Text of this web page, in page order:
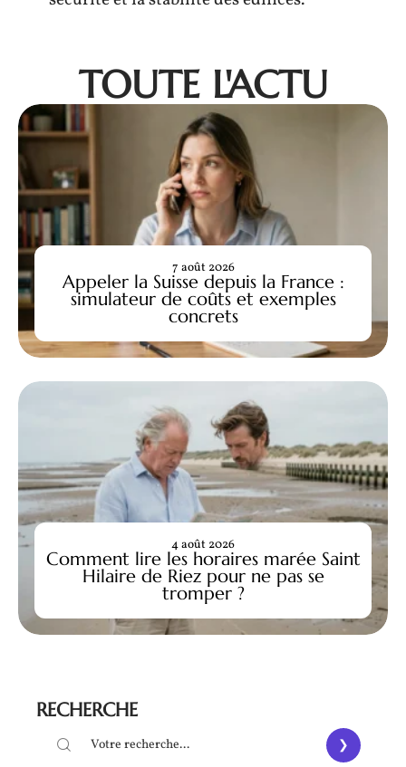
TOUTE L'ACTU
Appeler la Suisse depuis la France :
simulateur de coûts et exemples
concrets
7 août 2026
Comment lire les horaires marée Saint
Hilaire de Riez pour ne pas se
tromper ?
4 août 2026
RECHERCHE